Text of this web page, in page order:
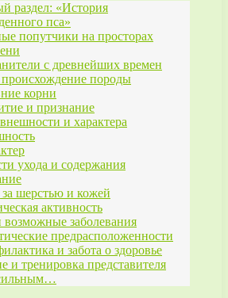
раздел: «История
пса»
попутчики на просторах
с древнейших времен
породы
корни
и признание
и характера
ухода и содержания
за шерстью и кожей
активность
возможные заболевания
предрасположенности
и забота о здоровье
и тренировка представителя